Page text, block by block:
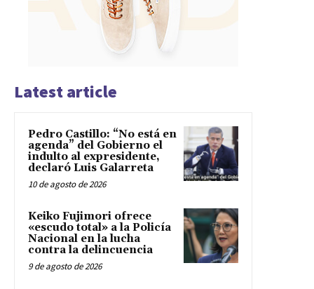
Latest article
Pedro Castillo: “No está en
agenda” del Gobierno el
indulto al expresidente,
declaró Luis Galarreta
10 de agosto de 2026
Keiko Fujimori ofrece
«escudo total» a la Policía
Nacional en la lucha
contra la delincuencia
9 de agosto de 2026